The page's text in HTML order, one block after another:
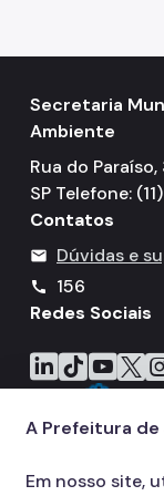
Fiscalização
Defesa e
TAC - Termo
Mudanças
Plano de
COMFROTA-
Secretaria
Ambiente
Rua do
SP Telefone:
Contatos
mail Dúvidas e
call
156
Redes Sociais
Icone do LinkedIn
Icone do
Icone do
Icone
A Prefeitura de
Em nosso site,